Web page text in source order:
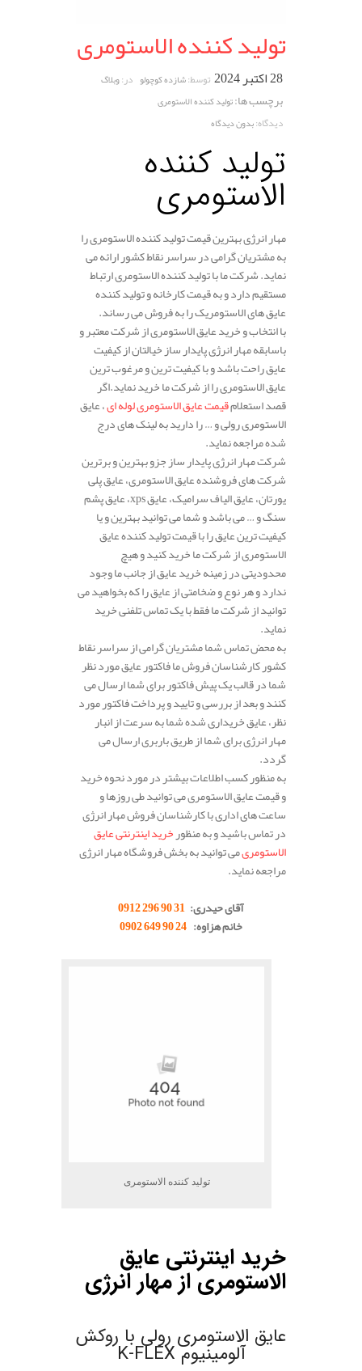
تولید کننده الاستومری
28 اکتبر 2024 توسط:شازده کوچولو در:وبلاگ
برچسب ها:تولید کننده الاستومری
دیدگاه:بدون دیدگاه
تولید کننده
الاستومری
مهار انرژی بهترین قیمت تولید کننده الاستومری را
به مشتریان گرامی در سراسر نقاط کشور ارائه می
نماید. شرکت ما با تولید کننده الاستومری ارتباط
مستقیم دارد و به قیمت کارخانه و تولید کننده
عایق های الاستومریک را به فروش می رساند.
با انتخاب و خرید عایق الاستومری از شرکت معتبر و
باسابقه مهار انرژی پایدار ساز خیالتان از کیفیت
عایق راحت باشد و با کیفیت ترین و مرغوب ترین
عایق الاستومری را از شرکت ما خرید نماید.اگر
قصد استعلامقیمت عایق الاستومری لوله ای، عایق
الاستومری رولی و … را دارید به لینک های درج
شده مراجعه نماید.
شرکت مهار انرژی پایدار ساز جزو بهترین و برترین
شرکت های فروشنده عایق الاستومری، عایق پلی
یورتان، عایق الیاف سرامیک، عایق xps، عایق پشم
سنگ و … می باشد و شما می توانید بهترین و یا
کیفیت ترین عایق را با قیمت تولید کننده عایق
الاستومری از شرکت ما خرید کنید و هیچ
محدودیتی در زمینه خرید عایق از جانب ما وجود
ندارد و هر نوع و ضخامتی از عایق را که بخواهید می
توانید از شرکت ما فقط با یک تماس تلفنی خرید
نماید.
به محض تماس شما مشتریان گرامی از سراسر نقاط
کشور کارشناسان فروش ما فاکتور عایق مورد نظر
شما در قالب یک پیش فاکتور برای شما ارسال می
کنند و بعد از بررسی و تایید و پرداخت فاکتور مورد
نظر، عایق خریداری شده شما به سرعت از انبار
مهار انرژی برای شما از طریق باربری ارسال می
گردد.
به منظور کسب اطلاعات بیشتر در مورد نحوه خرید
و قیمت عایق الاستومری می توانید طی روزها و
ساعت های اداری با کارشناسان فروش مهار انرژی
در تماس باشید و به منظورخرید اینترنتی عایق
الاستومریمی توانید به بخش فروشگاه مهار انرژی
مراجعه نماید.
آقای حیدری: 31 90 296 0912
خانم هزاوه: 24 90 649 0902
تولید کننده الاستومری
خرید اینترنتی عایق
الاستومری از مهار انرژی
عایق الاستومری رولی با روکش
آلومینیوم K-FLEX